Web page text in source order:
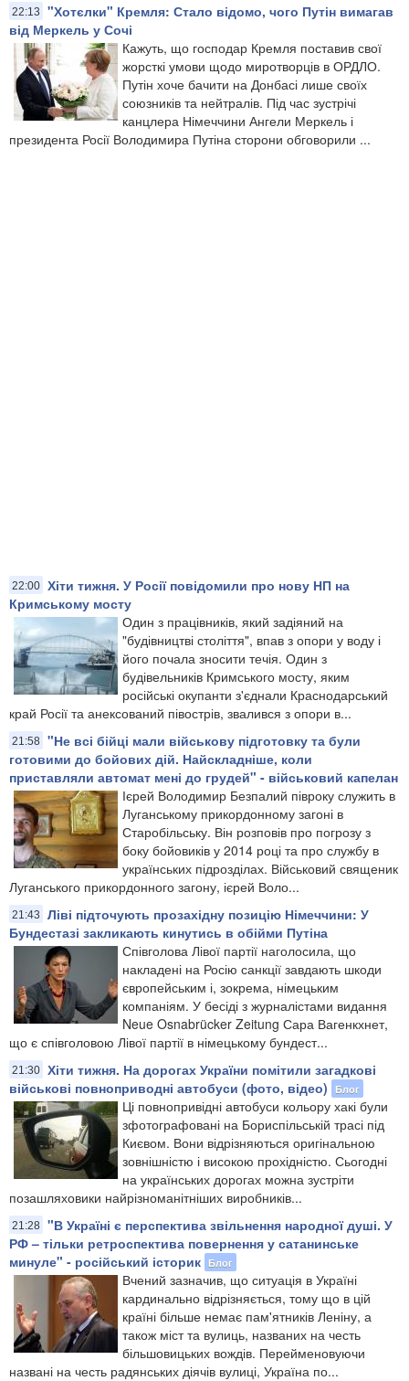
22:13
"Хотєлки" Кремля: Стало відомо, чого Путін вимагав
від Меркель у Сочі
Кажуть, що господар Кремля поставив свої
жорсткі умови щодо миротворців в ОРДЛО.
Путін хоче бачити на Донбасі лише своїх
союзників та нейтралів. Під час зустрічі
канцлера Німеччини Ангели Меркель і
президента Росії Володимира Путіна сторони обговорили ...
22:00 Хіти тижня. У Росії повідомили про нову НП на
Кримському мосту
Один з працівників, який задіяний на
"будівництві століття", впав з опори у воду і
його почала зносити течія. Один з
будівельників Кримського мосту, яким
російські окупанти з'єднали Краснодарський
край Росії та анексований півострів, звалився з опори в...
21:58 "Не всі бійці мали військову підготовку та були
готовими до бойових дій. Найскладніше, коли
приставляли автомат мені до грудей" - військовий капелан
Ієрей Володимир Безпалий півроку служить в
Луганському прикордонному загоні в
Старобільську. Він розповів про погрозу з
боку бойовиків у 2014 році та про службу в
українських підрозділах. Військовий священик
Луганського прикордонного загону, ієрей Воло...
21:43
Ліві підточують прозахідну позицію Німеччини: У
Бундестазі закликають кинутись в обійми Путіна
Співголова Лівої партії наголосила, що
накладені на Росію санкції завдають шкоди
європейським і, зокрема, німецьким
компаніям. У бесіді з журналістами видання
Neue Osnabrücker Zeitung Сара Вагенкхнет,
що є співголовою Лівої партії в німецькому бундест...
21:30 Хіти тижня. На дорогах України помітили загадкові
військові повноприводні автобуси (фото, відео)
Блог
Ці повнопривідні автобуси кольору хакі були
зфотографовані на Бориспільській трасі під
Києвом. Вони відрізняються оригінальною
зовнішністю і високою прохідністю. Сьогодні
на українських дорогах можна зустріти
позашляховики найрізноманітніших виробників...
21:28 "В Україні є перспектива звільнення народної душі. У
РФ – тільки ретроспектива повернення у сатанинське
минуле" - російський історик Блог
Вчений зазначив, що ситуація в Україні
кардинально відрізняється, тому що в цій
країні більше немає пам'ятників Леніну, а
також міст та вулиць, названих на честь
більшовицьких вождів. Перейменовуючи
названі на честь радянських діячів вулиці, Україна по...